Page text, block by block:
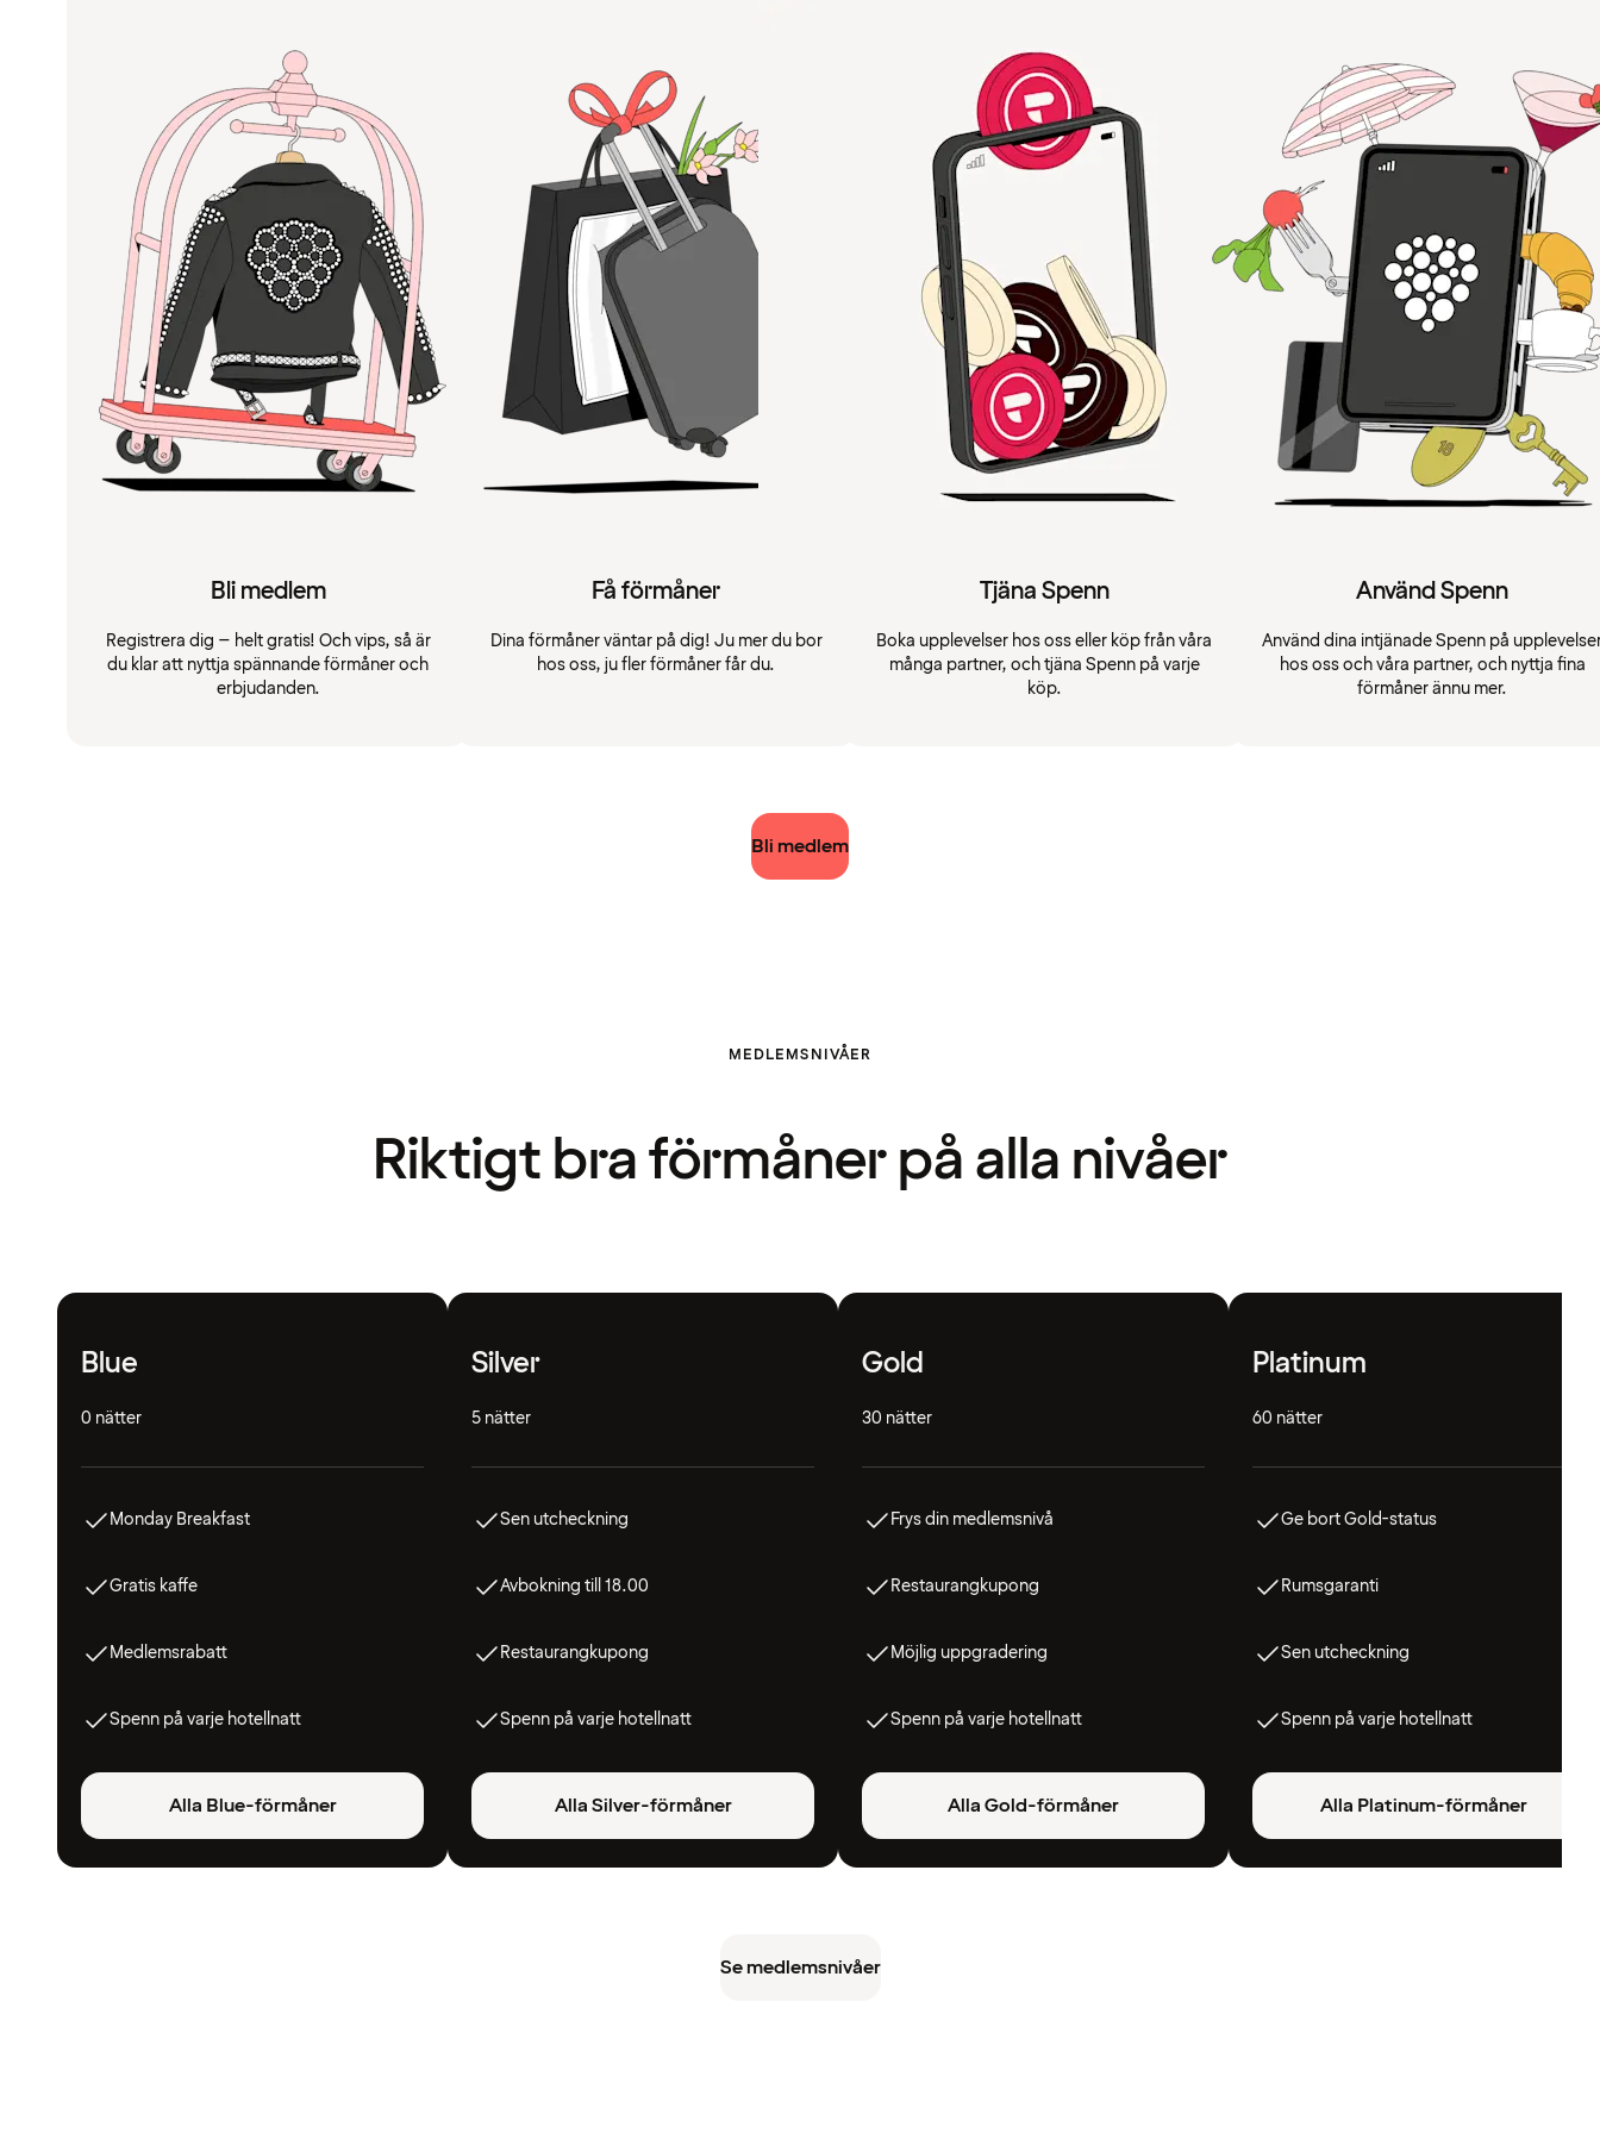
Bli medlem
Registrera dig – helt gratis! Och vips, så är
du klar att nyttja spännande förmåner och
erbjudanden.
Få förmåner
Dina förmåner väntar på dig! Ju mer du bor
hos oss, ju fler förmåner får du.
Tjäna Spenn
Boka upplevelser hos oss eller köp från våra
många partner, och tjäna Spenn på varje
köp.
Använd Spenn
Använd dina intjänade Spenn på
hos oss och våra partner, och nyttja fina
förmåner ännu mer.
Bli medlem
MEDLEMSNIVÅER
Riktigt bra förmåner på alla nivåer
Blue
0 nätter
Monday Breakfast
Gratis kaffe
Medlemsrabatt
Spenn på varje hotellnatt
Alla Blue-förmåner
Silver
5 nätter
Sen utcheckning
Avbokning till 18.00
Restaurangkupong
Spenn på varje hotellnatt
Alla Silver-förmåner
Gold
30 nätter
Frys din medlemsnivå
Restaurangkupong
Möjlig uppgradering
Spenn på varje hotellnatt
Alla Gold-förmåner
Platinum
60 nätter
Ge bort Gold-status
Rumsgaranti
Sen utcheckning
Spenn på varje hotellnatt
Alla Platinum-förmåner
Se medlemsnivåer